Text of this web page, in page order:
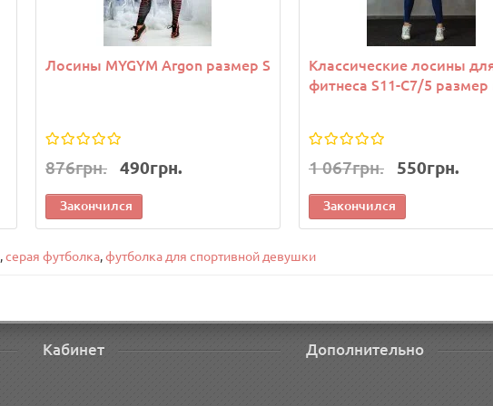
Лосины MYGYM Argon размер S
876грн. 490грн.
Закончился
Классические лосины
фитнеса S11-C7/5
1 067грн. 550грн.
Закончился
,серая футболка,футболка для спортивной девушки
Кабинет Дополнительно